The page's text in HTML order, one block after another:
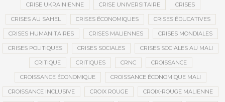
CRISE UKRAINIENNE CRISE UNIVERSITAIRE CRISES
CRISES AU SAHEL CRISES ÉCONOMIQUES CRISES ÉDUCATIVES
CRISES HUMANITAIRES CRISES MALIENNES CRISES MONDIALES
CRISES POLITIQUES CRISES SOCIALES CRISES SOCIALES AU MALI
CRITIQUE CRITIQUES CRNC CROISSANCE
CROISSANCE ÉCONOMIQUE CROISSANCE ÉCONOMIQUE MALI
CROISSANCE INCLUSIVE CROIX ROUGE CROIX-ROUGE MALIENNE